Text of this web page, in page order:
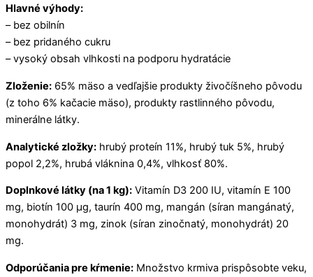
Hlavné výhody:
– bez obilnín
– bez pridaného cukru
– vysoký obsah vlhkosti na podporu hydratácie
Zloženie: 65% mäso a vedľajšie produkty živočíšneho pôvodu
(z toho 6% kačacie mäso), produkty rastlinného pôvodu,
minerálne látky.
Analytické zložky: hrubý proteín 11%, hrubý tuk 5%, hrubý
popol 2,2%, hrubá vláknina 0,4%, vlhkosť 80%.
Doplnkové látky (na 1 kg): Vitamín D3 200 IU, vitamín E 100
mg, biotín 100 µg, taurín 400 mg, mangán (síran mangánatý,
monohydrát) 3 mg, zinok (síran zinočnatý, monohydrát) 20
mg.
Odporúčania pre kŕmenie: Množstvo krmiva prispôsobte veku,